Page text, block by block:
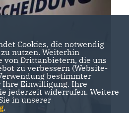
Cookies, die notwendig
nutzen. Weiterhin
von Drittanbietern, die uns
zu verbessern (Website-
bestimmter
Ihre Einwilligung. Ihre
jederzeit widerrufen. Weitere
in unserer
.